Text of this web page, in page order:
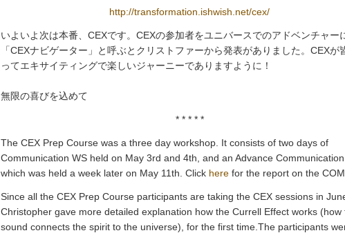
http://transformation.ishwish.net/cex/
いよいよ次は本番、CEXです。CEXの参加者をユニバースでのアドベンチャー
「CEXナビゲーター」と呼ぶとクリストファーから発表がありました。CEXが
ってエキサイティングで楽しいジャーニーでありますように！
無限の喜びを込めて
* * * * *
The CEX Prep Course was a three day workshop. It consists of two days of
Communication WS held on May 3rd and 4th, and an Advance
which was held a week later on May 11th. Click here for the report on the
Since all the CEX Prep Course participants are taking the CEX sessions in
Christopher gave more detailed explanation how the Currell Effect works (how
sound connects the spirit to the universe), for the first time.The participants